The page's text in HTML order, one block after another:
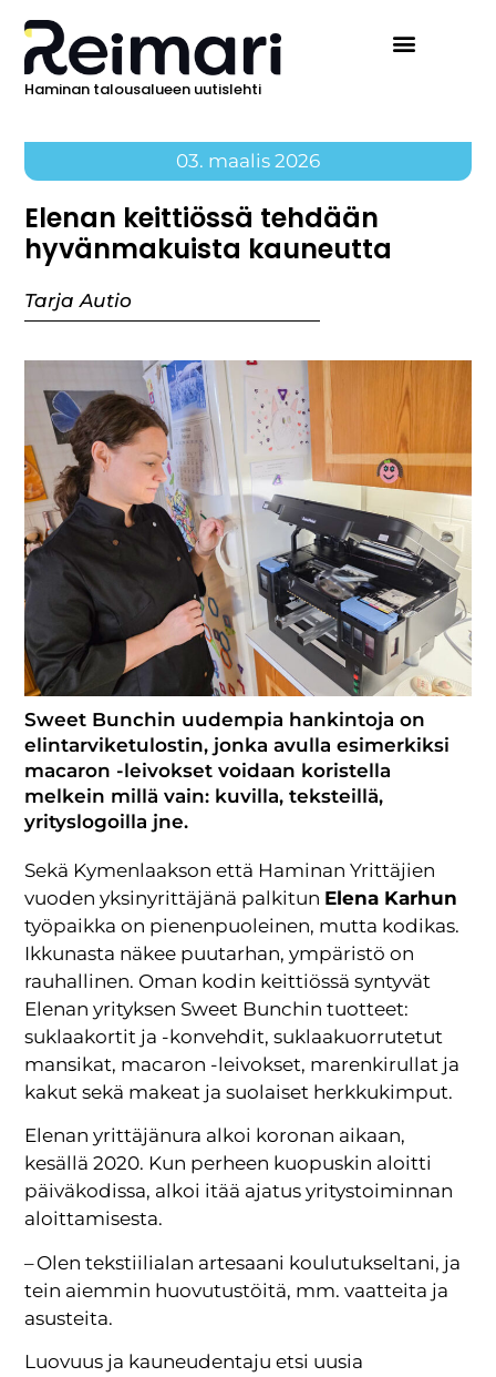
Haminan talousalueen uutislehti
03. maalis 2026
Elenan keittiössä tehdään
hyvänmakuista kauneutta
Tarja Autio
Sweet Bunchin uudempia hankintoja on
elintarviketulostin, jonka avulla esimerkiksi
macaron -leivokset voidaan koristella
melkein millä vain: kuvilla, teksteillä,
yrityslogoilla jne.
Sekä Kymenlaakson että Haminan Yrittäjien
vuoden yksinyrittäjänä palkitun Elena Karhun
työpaikka on pienenpuoleinen, mutta kodikas.
Ikkunasta näkee puutarhan, ympäristö on
rauhallinen. Oman kodin keittiössä syntyvät
Elenan yrityksen Sweet Bunchin tuotteet:
suklaakortit ja -konvehdit, suklaakuorrutetut
mansikat, macaron -leivokset, marenkirullat ja
kakut sekä makeat ja suolaiset herkkukimput.
Elenan yrittäjänura alkoi koronan aikaan,
kesällä 2020. Kun perheen kuopuskin aloitti
päiväkodissa, alkoi itää ajatus yritystoiminnan
aloittamisesta.
– Olen tekstiilialan artesaani koulutukseltani, ja
tein aiemmin huovutustöitä, mm. vaatteita ja
asusteita.
Luovuus ja kauneudentaju etsi uusia